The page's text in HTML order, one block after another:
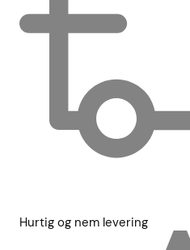
Hurtig og nem levering